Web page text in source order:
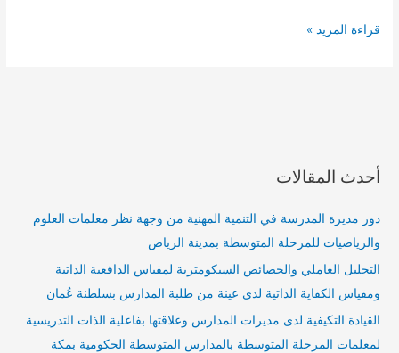
ثلاث
قراءة المزيد »
أحدث المقالات
دور مديرة المدرسة في التنمية المهنية من وجهة نظر معلمات العلوم
والرياضيات للمرحلة المتوسطة بمدينة الرياض
التحليل العاملي والخصائص السيكومترية لمقياس الدافعية الذاتية
ومقياس الكفاية الذاتية لدى عينة من طلبة المدارس بسلطنة عُمان
القيادة التكيفية لدى مديرات المدارس وعلاقتها بفاعلية الذات التدريسية
لمعلمات المرحلة المتوسطة بالمدارس المتوسطة الحكومية بمكة